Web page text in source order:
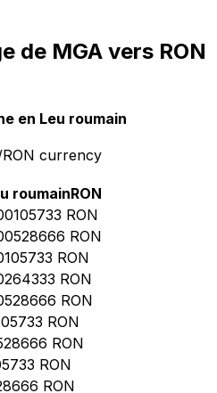
de MGA vers RON
en Leu roumain
currency
roumainRON
RON
RON
RON
RON
RON
RON
RON
RON
RON